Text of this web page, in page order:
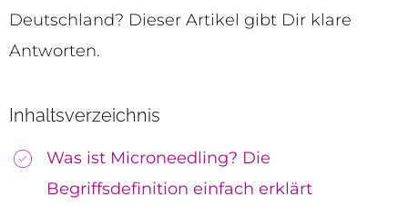
Deutschland? Dieser Artikel gibt Dir klare
Antworten.
Inhaltsverzeichnis
Was ist Microneedling? Die
Begriffsdefinition einfach erklärt